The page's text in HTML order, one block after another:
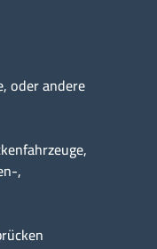
oder andere
,